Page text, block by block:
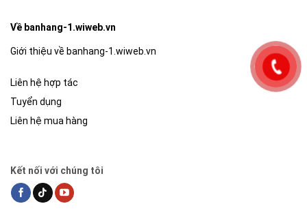
Về banhang-1.wiweb.vn
Giới thiệu về banhang-1.wiweb.vn
Liên hệ hợp tác
Tuyển dụng
Liên hệ mua hàng
Kết nối với chúng tôi